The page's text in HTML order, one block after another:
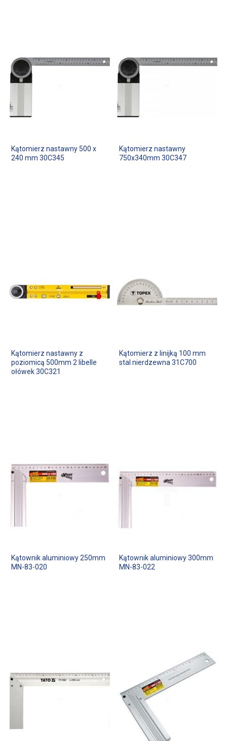
Kątomierz nastawny 500 x
240 mm 30C345
Kątomierz nastawny
750x340mm 30C347
Kątomierz nastawny z
poziomicą 500mm 2 libelle
ołówek 30C321
Kątomierz z linijką 100 mm
stal nierdzewna 31C700
Kątownik aluminiowy 250mm
MN-83-020
Kątownik aluminiowy 300mm
MN-83-022